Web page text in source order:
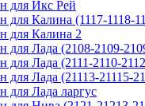
для Икс Рей
для Калина (1117-1118-
для Калина 2
для Лада (2108-2109-
для Лада (2111-2110-
для Лада (21113-21115-
для Лада ларгус